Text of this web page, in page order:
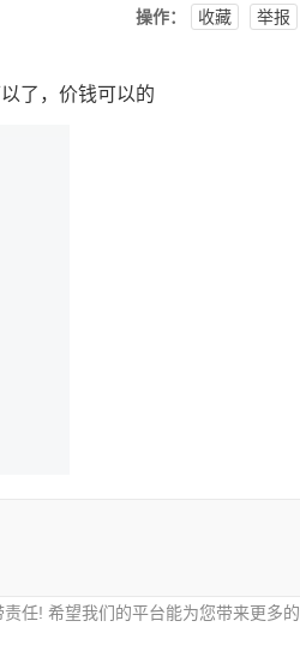
操作： 收藏 举报
了，价钱可以的
任! 希望我们的平台能为您带来更多的